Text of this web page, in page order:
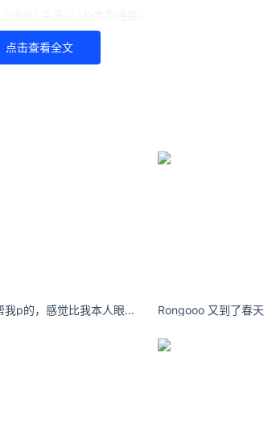
点击查看全文
赵小臭同事帮我p的，感觉比我本人眼睛大呢 Rongooo 又到了春天